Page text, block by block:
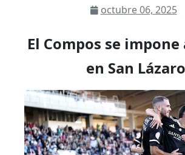
octubre 06, 2025
El Compos se
en San Lázaro